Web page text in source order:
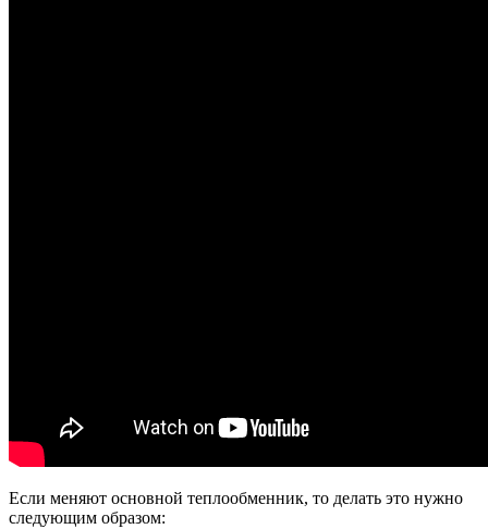
Если меняют основной теплообменник, то делать это нужно
следующим образом: